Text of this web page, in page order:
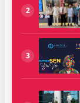
2
3